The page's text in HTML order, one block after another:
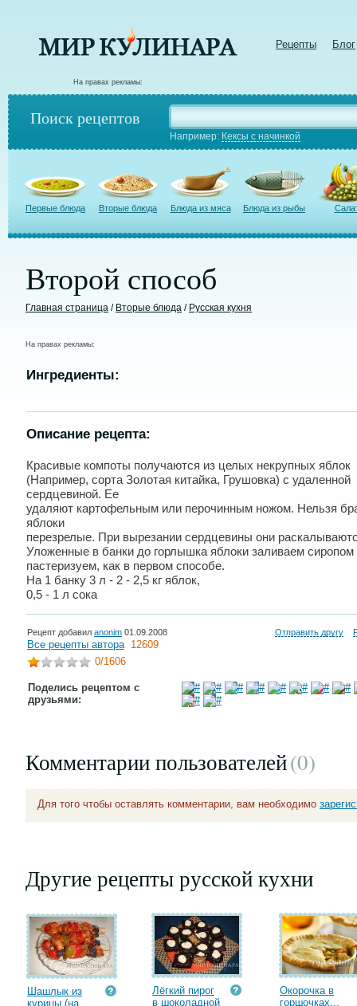
Рецепты Блог
На правах рекламы:
Поиск рецептов
Например: Кексы с начинкой
Первые блюда Вторые блюда Блюда из мяса Блюда из рыбы
Второй способ
Главная страница / Вторые блюда / Русская кухня
На правах рекламы:
Ингредиенты:
Описание рецепта:
Красивые компоты получаются из целых некрупных яблок
(Например, сорта Золотая китайка, Грушовка) с удаленной
сердцевиной. Ее
удаляют картофельным или перочинным ножом. Нельзя
яблоки
перезрелые. При вырезании сердцевины они
Уложенные в банки до горлышка яблоки заливаем сиропом
пастеризуем, как в первом способе.
На 1 банку 3 л - 2 - 2,5 кг яблок,
0,5 - 1 л сока
Рецепт добавил anonim 01.09.2008 Отправить другу
Все рецепты автора 12609
0/1606
Поделись рецептом с
друзьями:
Комментарии пользователей(0)
Для того чтобы оставлять комментарии, вам необходимо
Другие рецепты русской кухни
Шашлык из
курицы (на
Лёгкий пирог
в шоколадной
Окорочка в
горшочках...